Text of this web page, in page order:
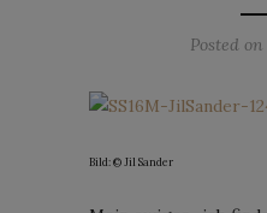
Posted on
Bild: © Jil Sander